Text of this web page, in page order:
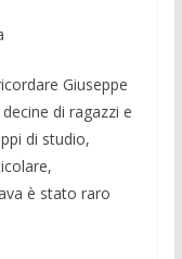
Giuseppe
di ragazzi e
di studio,
è stato raro